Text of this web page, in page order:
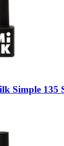
Simple 135